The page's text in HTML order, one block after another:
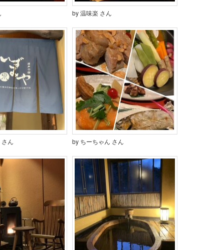
by 温味楽 さん
ん by ちーちゃん さん